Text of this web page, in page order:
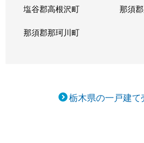
塩谷郡高根沢町 那須
那須郡那珂川町
栃木県の一戸建